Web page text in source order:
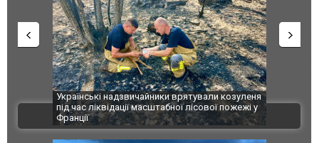
Українські надзвичайники врятували козуленя
під час ліквідації масштабної лісової пожежі у
Франції
СБУ за
Болгарії
ВІДЕО